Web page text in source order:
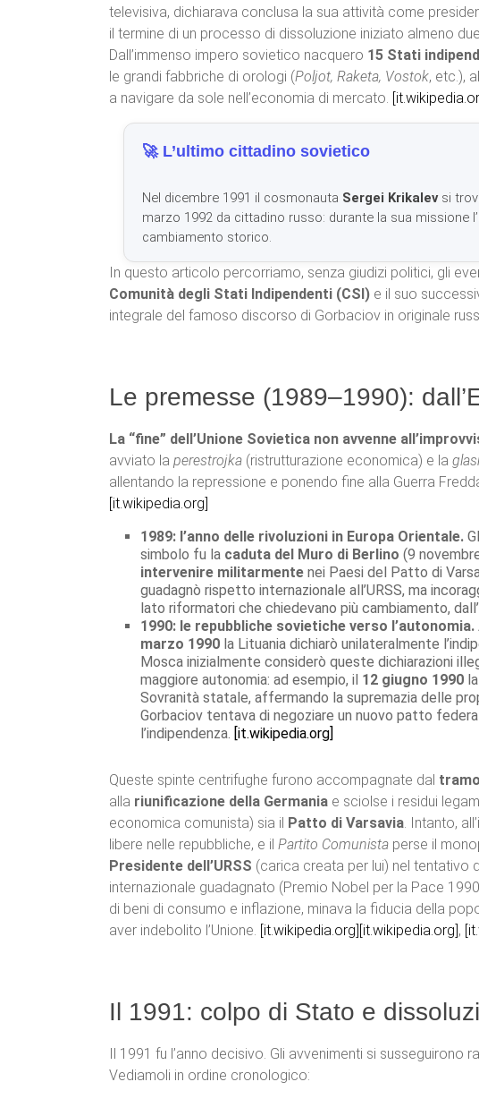
televisiva, dichiarava conclusa la sua attività come
il termine di un processo di dissoluzione iniziato almeno
Dall’immenso impero sovietico nacquero 15 Stati
le grandi fabbriche di orologi (Poljot, Raketa, Vostok, etc.),
a navigare da sole nell’economia di mercato.
🚀 L’ultimo cittadino sovietico
Nel dicembre 1991 il cosmonauta Sergei Krikalevsi
marzo 1992 da cittadino russo: durante la sua missione
cambiamento storico.
In questo articolo percorriamo, senza giudizi politici, gli
Comunità degli Stati Indipendenti (CSI) e il suo
integrale del famoso discorso di Gorbaciov in originale
Le premesse (1989–1990):
La “fine” dell’Unione Sovietica non avvenne
avviato la perestrojka (ristrutturazione economica) e la
allentando la repressione e ponendo fine alla Guerra
[it.wikipedia.org]
1989: l’anno delle rivoluzioni in Europa Orientale.
simbolo fu la caduta del Muro di Berlino (9
intervenire militarmente nei Paesi del Patto di
guadagnò rispetto internazionale all’URSS, ma
lato riformatori che chiedevano più cambiamento,
1990: le repubbliche sovietiche verso l’autonomia.
marzo 1990 la Lituania dichiarò unilateralmente
Mosca inizialmente considerò queste dichiarazioni
maggiore autonomia: ad esempio, il 12 giugno 1990
Sovranità statale, affermando la supremazia delle
Gorbaciov tentava di negoziare un nuovo patto
l’indipendenza. [it.wikipedia.org]
Queste spinte centrifughe furono accompagnate dal
alla riunificazione della Germania e sciolse i residui
economica comunista) sia il Patto di Varsavia. Intanto,
libere nelle repubbliche, e il Partito Comunista perse il
Presidente dell’URSS (carica creata per lui) nel tentativo
internazionale guadagnato (Premio Nobel per la Pace
di beni di consumo e inflazione, minava la fiducia della
aver indebolito l’Unione. [it.wikipedia.org] [it.wikipedia.org],
Il 1991: colpo di Stato e
Il 1991 fu l’anno decisivo. Gli avvenimenti si susseguirono
Vediamoli in ordine cronologico: